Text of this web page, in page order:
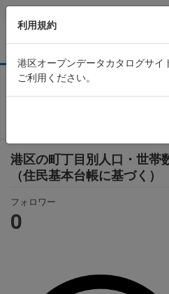
Skip to main content
組織
港区
港区の町丁目別人口・世
港区の町丁目別人口・世帯
（住民基本台帳に基づく）
フォロワー
0
利用規約
港区オープンデータカタログサイ
ご利用ください。